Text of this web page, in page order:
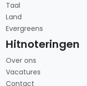
Taal
Land
Evergreens
Hitnoteringen
Over ons
Vacatures
Contact